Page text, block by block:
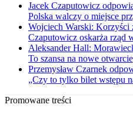
Jacek Czaputowicz
Polska walczy o miejsce
Wojciech Warski: Korzyści
Czaputowicz oskarża rząd
Aleksander Hall:
To szansa na nowe otwarcie
Przemysław Czarnek
„Czy to tylko bilet wstępu
Promowane treści